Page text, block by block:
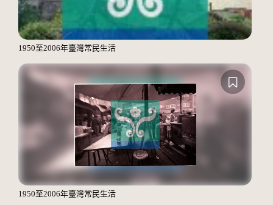
1950至2006年臺灣常民生活
1950至2006年臺灣常民生活